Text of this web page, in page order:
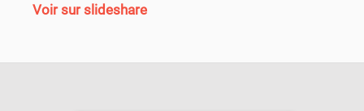
Voir sur slideshare